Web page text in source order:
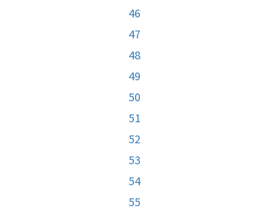
46
47
48
49
50
51
52
53
54
55